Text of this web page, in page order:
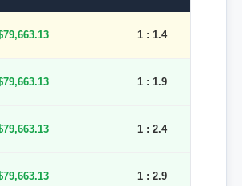
1 : 1.4
1 : 1.9
1 : 2.4
1 : 2.9